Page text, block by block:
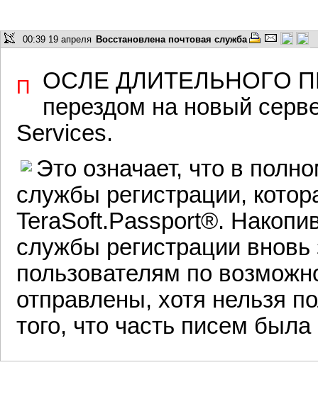
00:39 19 апреля Восстановлена почтовая служба
П
осле длительного
перездом на новый
Services.
Это означает, что в
службы регистрации,
TeraSoft.Passport®.
службы регистрации
пользователям по
отправлены, хотя нельзя
того, что часть писем была